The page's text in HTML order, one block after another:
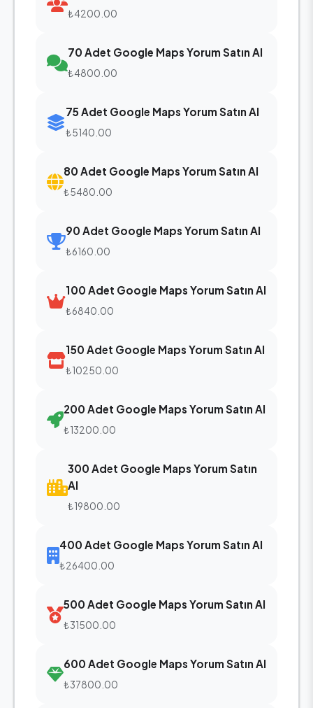
₺4200.00
70 Adet Google Maps Yorum Satın Al
₺4800.00
75 Adet Google Maps Yorum Satın Al
₺5140.00
80 Adet Google Maps Yorum Satın Al
₺5480.00
90 Adet Google Maps Yorum Satın Al
₺6160.00
100 Adet Google Maps Yorum Satın Al
₺6840.00
150 Adet Google Maps Yorum Satın Al
₺10250.00
200 Adet Google Maps Yorum Satın Al
₺13200.00
300 Adet Google Maps Yorum Satın
Al
₺19800.00
400 Adet Google Maps Yorum Satın Al
₺26400.00
500 Adet Google Maps Yorum Satın Al
₺31500.00
600 Adet Google Maps Yorum Satın Al
₺37800.00